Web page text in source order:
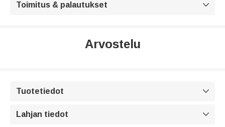
Toimitus & palautukset 
Arvostelu
Tuotetiedot 
Lahjan tiedot 